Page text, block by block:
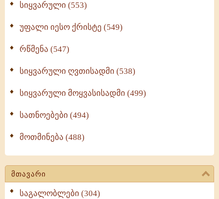
სიყვარული (553)
უფალი იესო ქრისტე (549)
რწმენა (547)
სიყვარული ღვთისადმი (538)
სიყვარული მოყვასისადმი (499)
სათნოებები (494)
მოთმინება (488)
მთავარი
საგალობლები (304)